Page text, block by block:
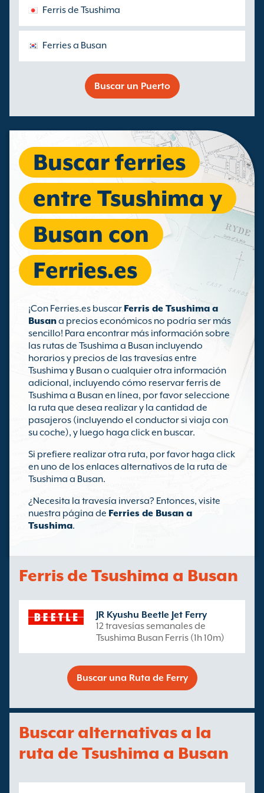
Ferris de Tsushima
Ferries a Busan
Buscar un Puerto
Buscar ferries
entre Tsushima y
Busan con
Ferries.es
¡Con Ferries.es buscar Ferris de Tsushima a
Busana precios económicos no podría ser más
sencillo! Para encontrar más información sobre
las rutas de Tsushima a Busan incluyendo
horarios y precios de las travesías entre
Tsushima y Busan o cualquier otra información
adicional, incluyendo cómo reservar ferris de
Tsushima a Busan en línea, por favor seleccione
la ruta que desea realizar y la cantidad de
pasajeros (incluyendo el conductor si viaja con
su coche), y luego haga click en buscar.
Si prefiere realizar otra ruta, por favor haga click
en uno de los enlaces alternativos de la ruta de
Tsushima a Busan.
¿Necesita la travesía inversa? Entonces, visite
nuestra página de Ferries de Busan a
Tsushima.
Ferris de Tsushima a Busan
JR Kyushu Beetle Jet Ferry
12 travesías semanales de
Tsushima Busan Ferris (1h 10m)
Buscar una Ruta de Ferry
Buscar alternativas a la
ruta de Tsushima a Busan